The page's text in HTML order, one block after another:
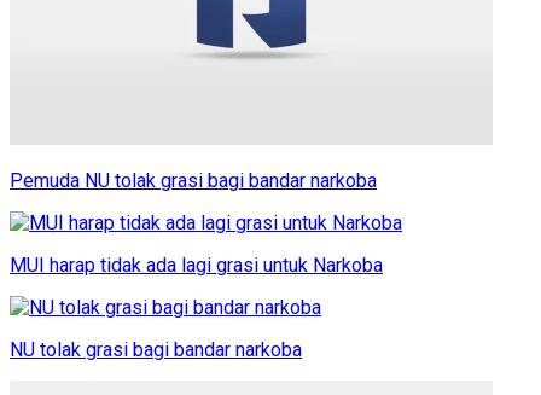
Pemuda NU tolak grasi bagi bandar narkoba
MUI harap tidak ada lagi grasi untuk Narkoba
NU tolak grasi bagi bandar narkoba